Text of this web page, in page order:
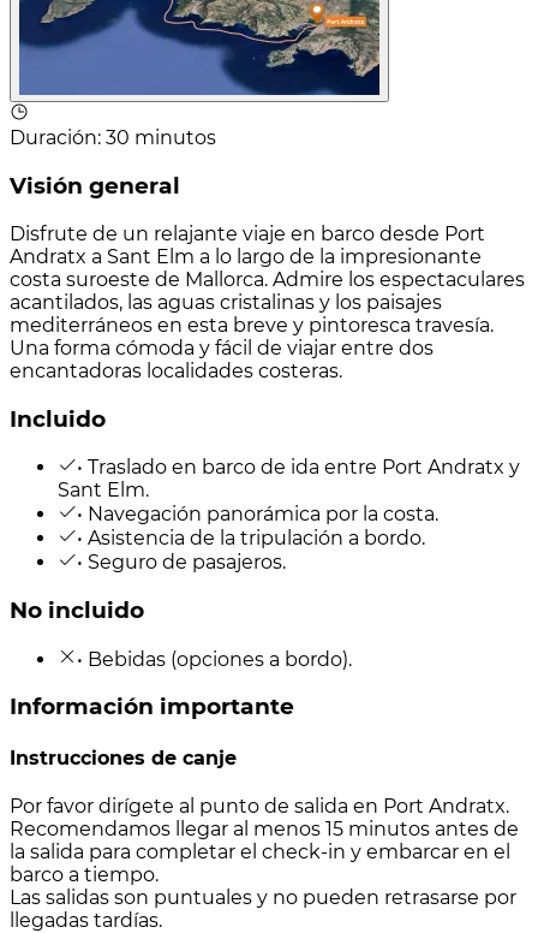
Duración: 30 minutos
Visión general
Disfrute de un relajante viaje en barco desde Port
Andratx a Sant Elm a lo largo de la impresionante
costa suroeste de Mallorca. Admire los espectaculares
acantilados, las aguas cristalinas y los paisajes
mediterráneos en esta breve y pintoresca travesía.
Una forma cómoda y fácil de viajar entre dos
encantadoras localidades costeras.
Incluido
• Traslado en barco de ida entre Port Andratx y
Sant Elm.
• Navegación panorámica por la costa.
• Asistencia de la tripulación a bordo.
• Seguro de pasajeros.
No incluido
• Bebidas (opciones a bordo).
Información importante
Instrucciones de canje
Por favor dirígete al punto de salida en Port Andratx.
Recomendamos llegar al menos 15 minutos antes de
la salida para completar el check-in y embarcar en el
barco a tiempo.
Las salidas son puntuales y no pueden retrasarse por
llegadas tardías.